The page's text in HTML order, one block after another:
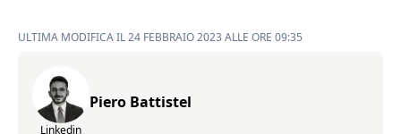
ULTIMA MODIFICA IL 24 FEBBRAIO 2023 ALLE ORE 09:35
Linkedin
Piero Battistel